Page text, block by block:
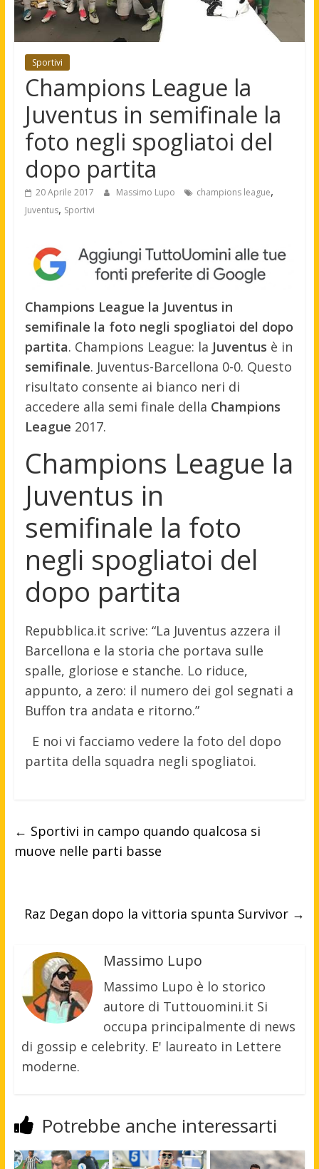
Sportivi
Champions League la
Juventus in semifinale la
foto negli spogliatoi del
dopo partita
20 Aprile 2017 Massimo Lupo champions league,
Juventus, Sportivi
Champions League la Juventus in
semifinale la foto negli spogliatoi del dopo
partita. Champions League: la Juventus è in
semifinale. Juventus-Barcellona 0-0. Questo
risultato consente ai bianco neri di
accedere alla semi finale della Champions
League 2017.
Champions League la
Juventus in
semifinale la foto
negli spogliatoi del
dopo partita
Repubblica.it scrive: “La Juventus azzera il
Barcellona e la storia che portava sulle
spalle, gloriose e stanche. Lo riduce,
appunto, a zero: il numero dei gol segnati a
Buffon tra andata e ritorno.”
E noi vi facciamo vedere la foto del dopo
partita della squadra negli spogliatoi.
← Sportivi in campo quando qualcosa si
muove nelle parti basse
Raz Degan dopo la vittoria spunta Survivor →
Massimo Lupo
Massimo Lupo è lo storico
autore di Tuttouomini.it Si
occupa principalmente di news
di gossip e celebrity. E' laureato in Lettere
moderne.
Potrebbe anche interessarti